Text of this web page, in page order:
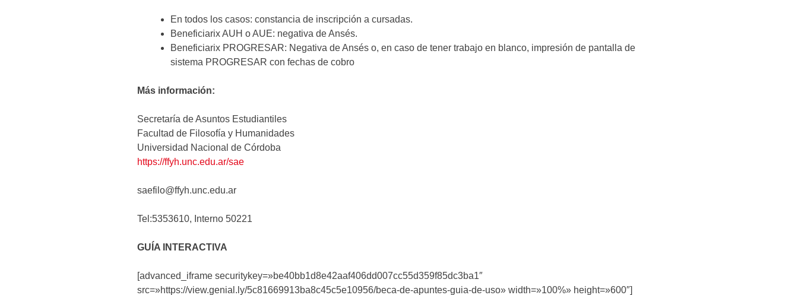
En todos los casos: constancia de inscripción a cursadas.
Beneficiarix AUH o AUE: negativa de Ansés.
Beneficiarix PROGRESAR: Negativa de Ansés o, en caso de tener trabajo en blanco, impresión de pantalla de
sistema PROGRESAR con fechas de cobro
Más información:
Secretaría de Asuntos Estudiantiles
Facultad de Filosofía y Humanidades
Universidad Nacional de Córdoba
https://ffyh.unc.edu.ar/sae
saefilo@ffyh.unc.edu.ar
Tel:5353610, Interno 50221
GUÍA INTERACTIVA
[advanced_iframe securitykey=»be40bb1d8e42aaf406dd007cc55d359f85dc3ba1″
src=»https://view.genial.ly/5c81669913ba8c45c5e10956/beca-de-apuntes-guia-de-uso» width=»100%» height=»600″]